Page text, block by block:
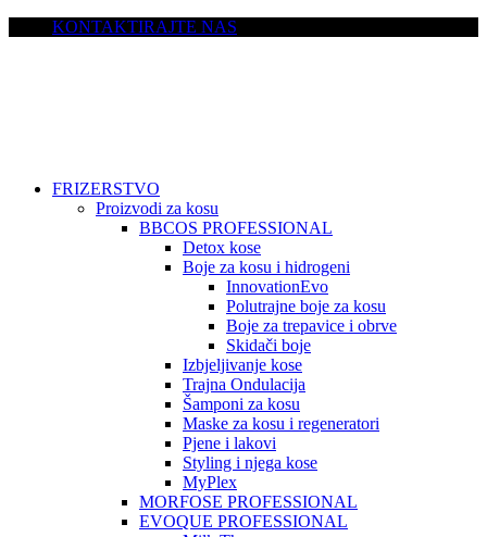
KONTAKTIRAJTE NAS
FRIZERSTVO
Proizvodi za kosu
BBCOS PROFESSIONAL
Detox kose
Boje za kosu i hidrogeni
InnovationEvo
Polutrajne boje za kosu
Boje za trepavice i obrve
Skidači boje
Izbjeljivanje kose
Trajna Ondulacija
Šamponi za kosu
Maske za kosu i regeneratori
Pjene i lakovi
Styling i njega kose
MyPlex
MORFOSE PROFESSIONAL
EVOQUE PROFESSIONAL